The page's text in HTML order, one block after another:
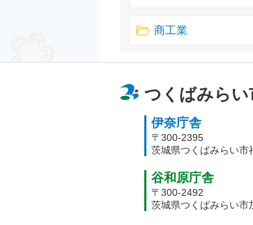
商工業
つくばみらい
伊奈庁舎
〒300-2395
茨城県つくばみらい市
谷和原庁舎
〒300-2492
茨城県つくばみらい市